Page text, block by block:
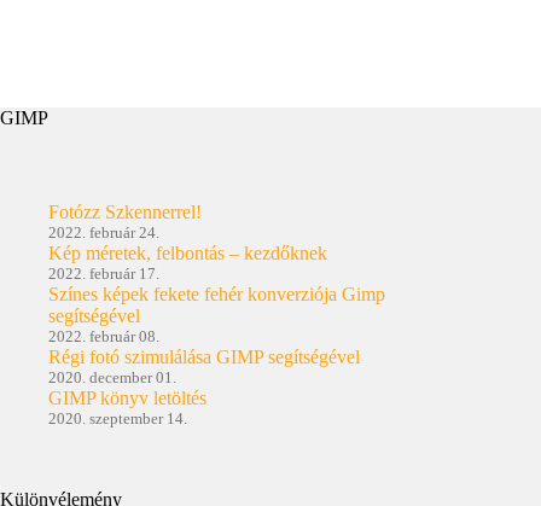
GIMP
Fotózz Szkennerrel!
2022. február 24.
Kép méretek, felbontás – kezdőknek
2022. február 17.
Színes képek fekete fehér konverziója Gimp
segítségével
2022. február 08.
Régi fotó szimulálása GIMP segítségével
2020. december 01.
GIMP könyv letöltés
2020. szeptember 14.
Különvélemény